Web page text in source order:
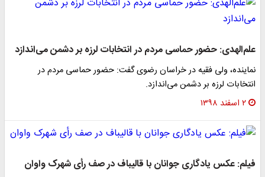
علم‌الهدی: حضور حماسی مردم در انتخابات لرزه بر دشمن می‌اندازد‌
نماینده، ولی فقیه در خراسان رضوی گفت: حضور حماسی مردم در
انتخابات لرزه بر دشمن می‌اندازد.
۲ اسفند ۱۳۹۸
فیلم: عکس یادگاری جوانان با قالیباف در صف رأی شهرک واوان